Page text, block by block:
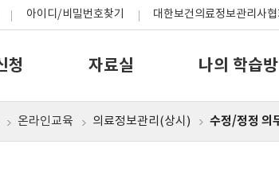
아이디/비밀번호찾기 대한보건의료정보관리사협
청 자료실 나의 학습방
홈
온라인교육 의료정보관리(상시) 수정/정정 의